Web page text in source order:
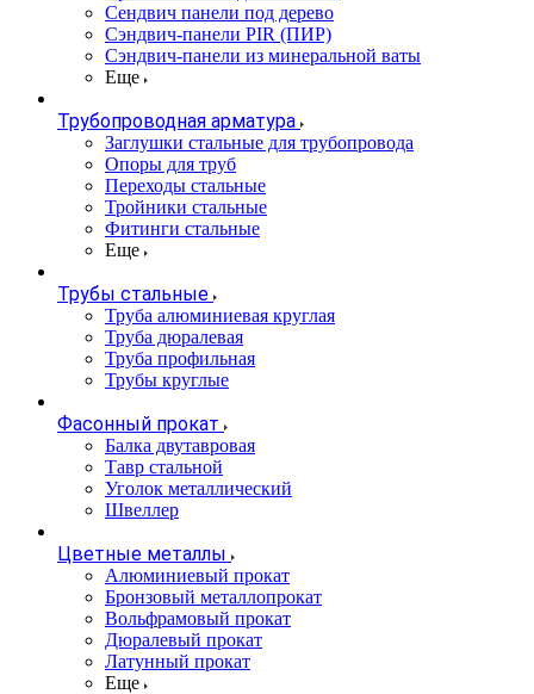
Сендвич панели под дерево
Сэндвич-панели PIR (ПИР)
Сэндвич-панели из минеральной ваты
Еще
Трубопроводная арматура
Заглушки стальные для трубопровода
Опоры для труб
Переходы стальные
Тройники стальные
Фитинги стальные
Еще
Трубы стальные
Труба алюминиевая круглая
Труба дюралевая
Труба профильная
Трубы круглые
Фасонный прокат
Балка двутавровая
Тавр стальной
Уголок металлический
Швеллер
Цветные металлы
Алюминиевый прокат
Бронзовый металлопрокат
Вольфрамовый прокат
Дюралевый прокат
Латунный прокат
Еще